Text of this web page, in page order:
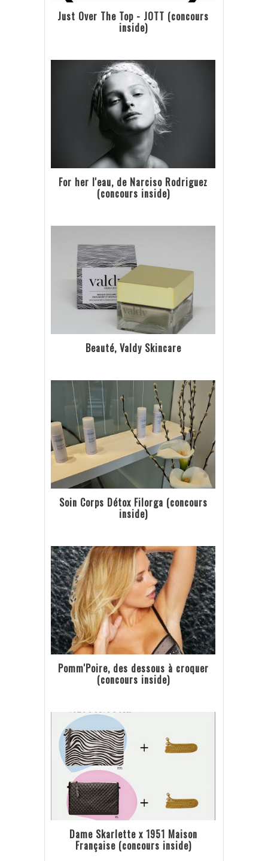
Just Over The Top - JOTT (concours
inside)
For her l'eau, de Narciso Rodriguez
(concours inside)
Beauté, Valdy Skincare
Soin Corps Détox Filorga (concours
inside)
Pomm'Poire, des dessous à croquer
(concours inside)
Dame Skarlette x 1951 Maison
Française (concours inside)